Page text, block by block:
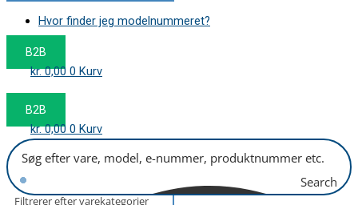
Støvsuger
Tørretumbler
Tilbehør/Plejemidler
Hvor finder jeg modelnummeret?
B2B
kr.0,00 0 Kurv
B2B
kr.0,00 0 Kurv
Search
Filtrerer efter varekategorier